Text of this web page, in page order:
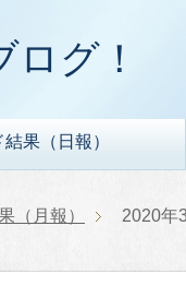
グ！
結果（日報）
（月報） 2020年